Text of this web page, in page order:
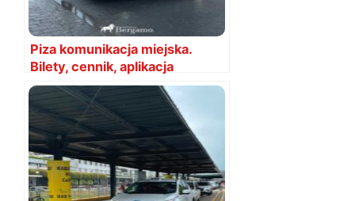
Piza komunikacja miejska.
Bilety, cennik, aplikacja